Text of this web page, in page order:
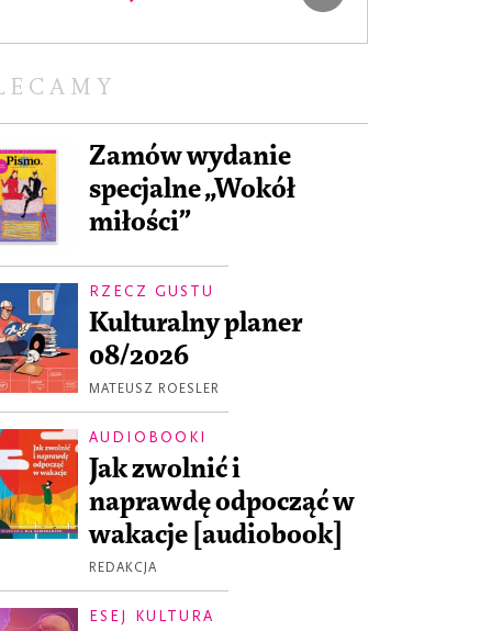
Zamów wydanie
specjalne „Wokół
miłości”
RZECZ GUSTU
Kulturalny planer
08/2026
MATEUSZ ROESLER
AUDIOBOOKI
Jak zwolnić i
naprawdę odpocząć w
wakacje [audiobook]
REDAKCJA
ESEJ KULTURA